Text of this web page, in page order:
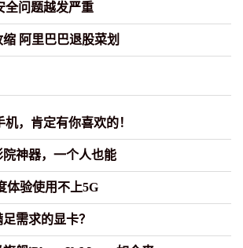
全问题越发严重
阿里巴巴退股菜划
，肯定有你喜欢的！
神器，一个人也能
体验使用不上5G
需求的显卡？